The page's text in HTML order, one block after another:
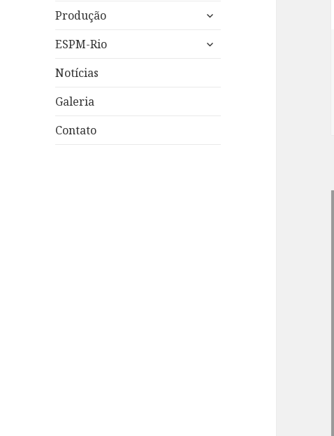
Produção
expandir
ESPM-Rio
expandir
Notícias
Galeria
Contato